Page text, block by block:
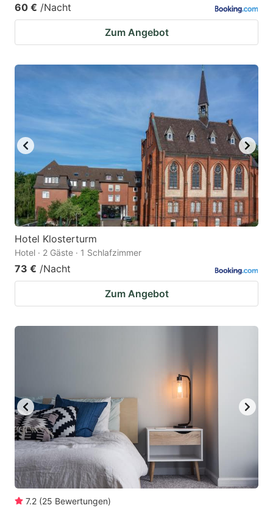
60 € /Nacht
Zum Angebot
Hotel Klosterturm
Hotel · 2 Gäste · 1 Schlafzimmer
73 € /Nacht
Zum Angebot
7.2 (25 Bewertungen)